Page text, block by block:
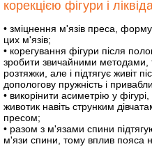
корекцією фігури і
• зміцнення м'язів преса,
цих м'язів;
• корегування фігури після
зробити звичайними методами,
розтяжки, але і підтягує живіт
допологову пружність і
• викорінити асиметрію у
животик навіть струнким
пресом;
• разом з м'язами спини
м'язи спини, тому вплив пояса